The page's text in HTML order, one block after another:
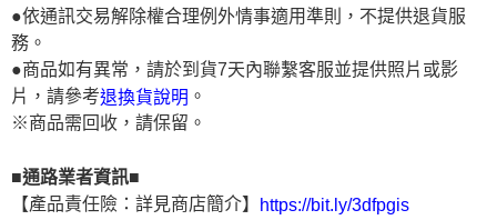
●依通訊交易解除權合理例外情事適用準則，不提供退貨服
務。
●商品如有異常，請於到貨7天內聯繫客服並提供照片或影
片，請參考退換貨說明 。
※商品需回收，請保留。
■通路業者資訊■
【產品責任險：詳見商店簡介】
https://bit.ly/3dfpgis